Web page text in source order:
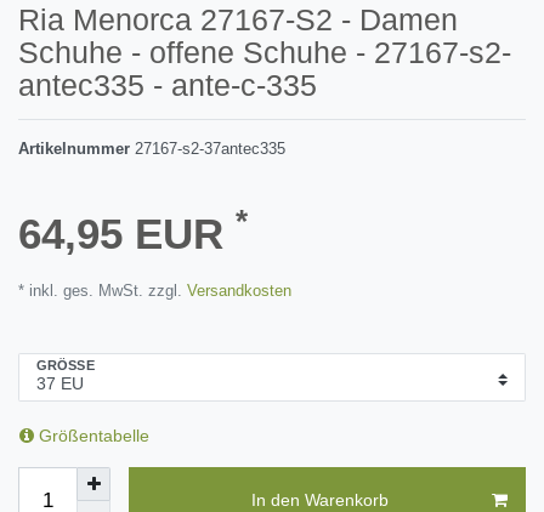
Ria Menorca 27167-S2 - Damen
Schuhe - offene Schuhe - 27167-s2-
antec335 - ante-c-335
Artikelnummer 27167-s2-37antec335
64,95 EUR *
* inkl. ges. MwSt. zzgl. Versandkosten
GRÖSSE
Größentabelle
In den Warenkorb